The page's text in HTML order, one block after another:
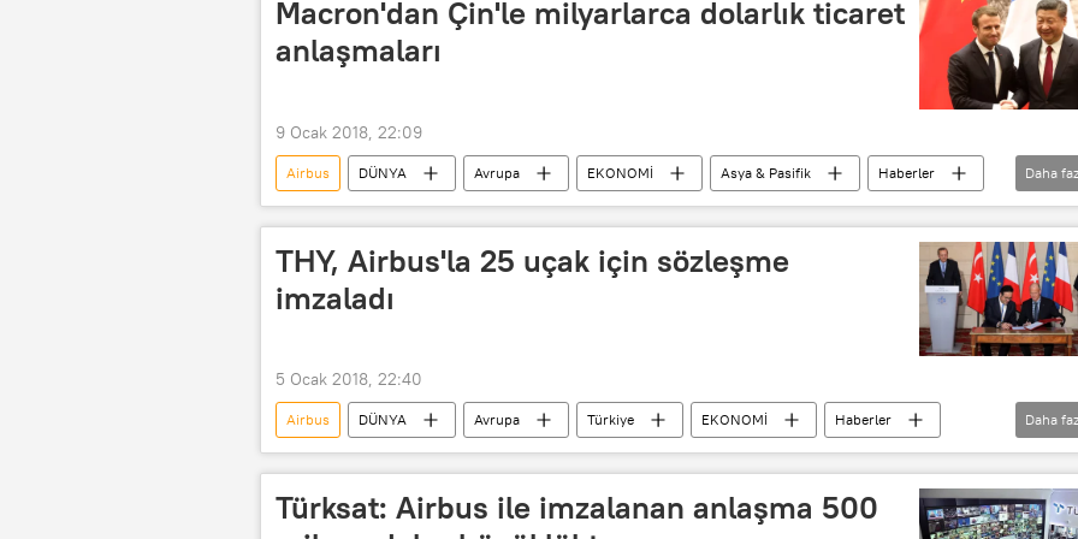
Macron'dan Çin'le milyarlarca dolarlık ticaret
anlaşmaları
9 Ocak 2018, 22:09
Airbus DÜNYA Avrupa EKONOMİ Asya & Pasifik
Haberler
POLİTİKA
Fransa Çin Emmanuel Macron Şi Cinping
Daha
THY, Airbus'la 25 uçak için sözleşme
imzaladı
5 Ocak 2018, 22:40
Airbus DÜNYA Avrupa Türkiye EKONOMİ
Haberler
TÜRKİYE
Fransa Türk Hava Yolları (THY)
Daha
Türksat: Airbus ile imzalanan anlaşma 500